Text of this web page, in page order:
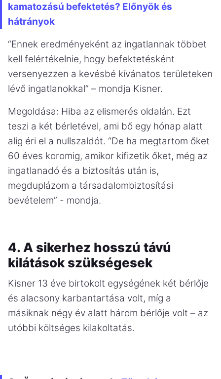
kamatozású befektetés? Előnyök és
hátrányok
“Ennek eredményeként az ingatlannak többet
kell felértékelnie, hogy befektetésként
versenyezzen a kevésbé kívánatos területeken
lévő ingatlanokkal” – mondja Kisner.
Megoldása: Hiba az elismerés oldalán. Ezt
teszi a két bérletével, ami bő egy hónap alatt
alig éri el a nullszaldót. “De ha megtartom őket
60 éves koromig, amikor kifizetik őket, még az
ingatlanadó és a biztosítás után is,
megduplázom a társadalombiztosítási
bevételem” - mondja.
4. A sikerhez hosszú távú
kilátások szükségesek
Kisner 13 éve birtokolt egységének két bérlője
és alacsony karbantartása volt, míg a
másiknak négy év alatt három bérlője volt – az
utóbbi költséges kilakoltatás.